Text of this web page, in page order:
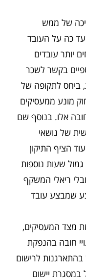
של ממש
כה על העובד
יותר עובדים
בקשר לשכר
ביחס לתקופה של
מונע ממעסיקים
אלו. בנוסף שם
של נושאי
הציף התיקון
שעות נוספות
ריאלי המשקף
שמבצע עובד
מצד המעסיקים,
חובה בהנפקת
בהתארגנות לרישום
במסגרת יישום